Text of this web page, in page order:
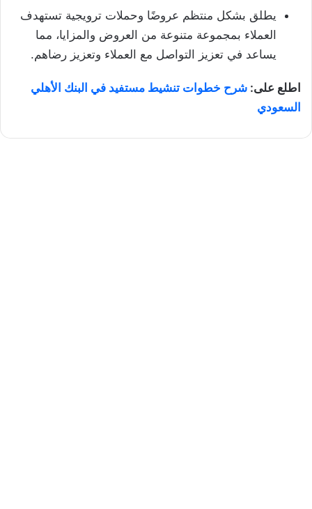
يطلق بشكل منتظم عروضًا وحملات ترويجية تستهدف
العملاء بمجموعة متنوعة من العروض والمزايا، مما
يساعد في تعزيز التواصل مع العملاء وتعزيز رضاهم.
اطلع على: شرح خطوات تنشيط مستفيد في البنك الأهلي
السعودي